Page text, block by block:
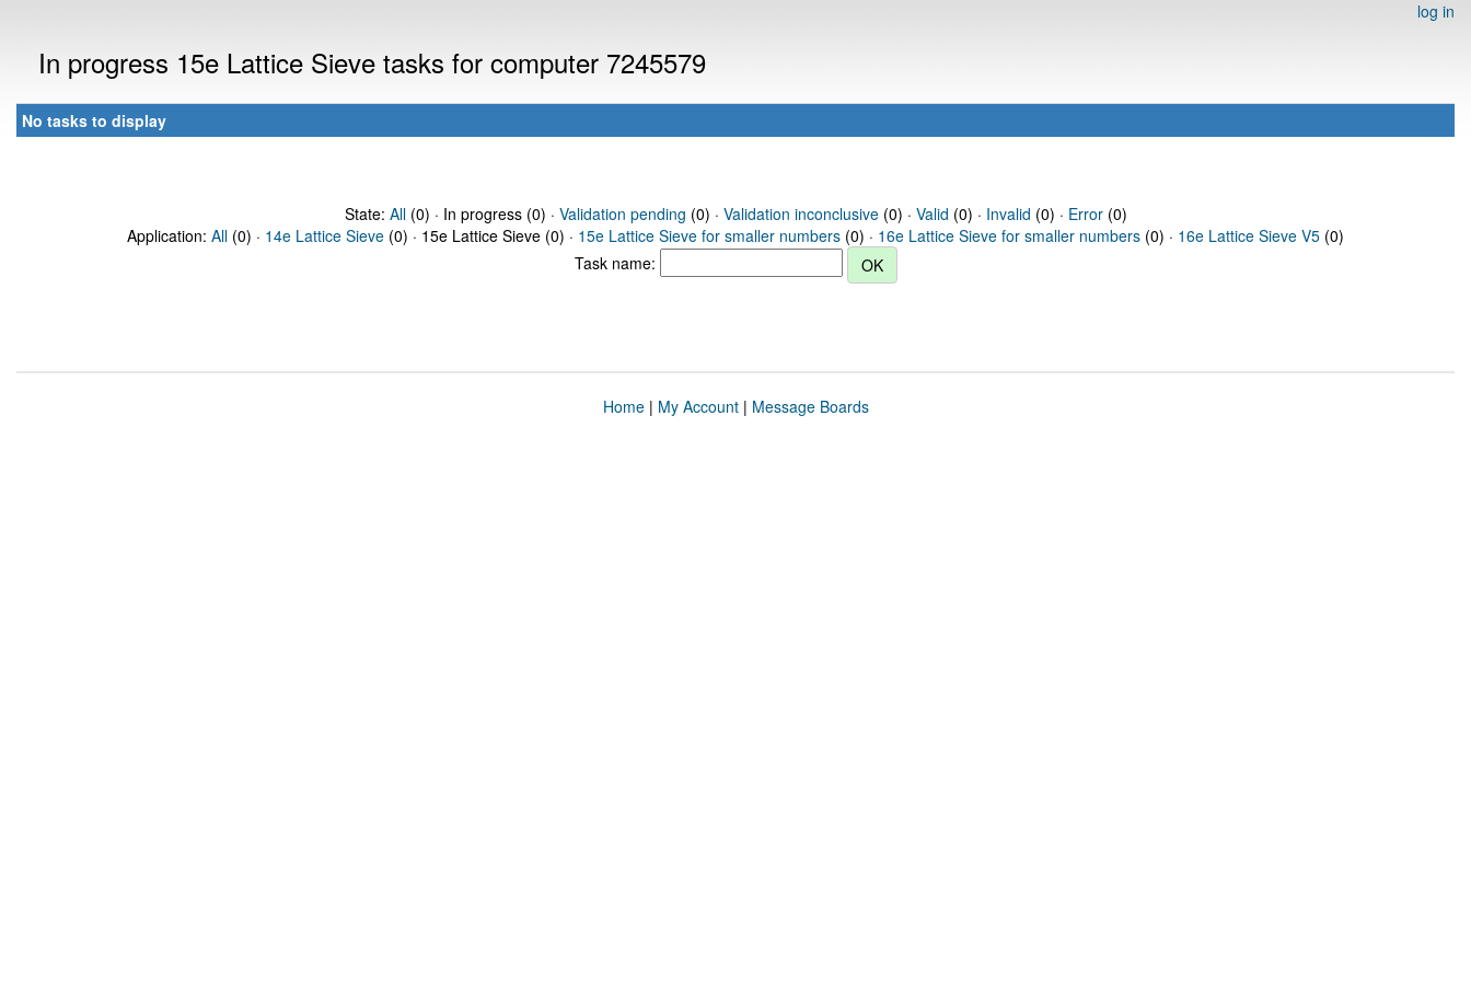
log in
In progress 15e Lattice Sieve tasks for computer 7245579
No tasks to display
State: All(0) · In progress (0) · Validation pending (0) · Validation inconclusive(0) · Valid (0) · Invalid (0) · Error(0)
Application: All (0) · 14e Lattice Sieve (0) · 15e Lattice Sieve (0) · 15e Lattice Sieve for smaller numbers (0) · 16e Lattice Sieve for smaller numbers (0) · 16e Lattice Sieve V5 (0)
Task name:
Home| My Account| Message Boards